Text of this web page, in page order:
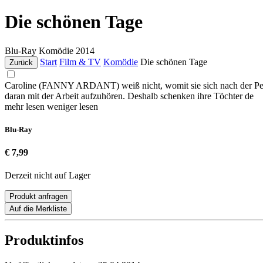
Die schönen Tage
Blu-Ray Komödie 2014
Zurück Start Film & TV Komödie Die schönen Tage
Caroline (FANNY ARDANT) weiß nicht, womit sie sich nach der
daran mit der Arbeit aufzuhören. Deshalb schenken ihre Töchter de
mehr lesen weniger lesen
Blu-Ray
€ 7,99
Derzeit nicht auf Lager
Produkt anfragen
Auf die Merkliste
Produktinfos